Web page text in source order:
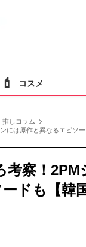
💄 コスメ
推しコラム
には原作と異なるエピソ
考察！
ドも【韓